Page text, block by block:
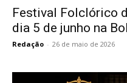
Festival Folclórico
dia 5 de junho na
Redação - 26 de maio de 2026